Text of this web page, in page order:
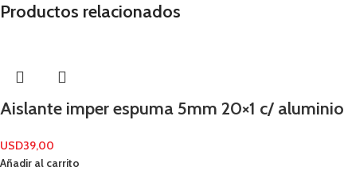
Productos relacionados
Aislante imper espuma 5mm 20×1 c/ aluminio
USD39,00
Añadir al carrito